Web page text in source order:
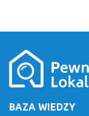
BAZA WIEDZY